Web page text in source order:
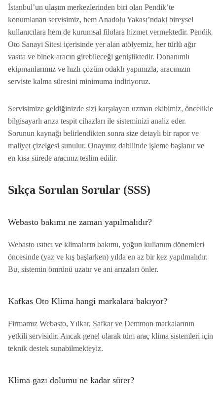
İstanbul’un ulaşım merkezlerinden biri olan Pendik’te
konumlanan servisimiz, hem Anadolu Yakası’ndaki bireysel
kullanıcılara hem de kurumsal filolara hizmet vermektedir. Pendik
Oto Sanayi Sitesi içerisinde yer alan atölyemiz, her türlü ağır
vasıta ve binek aracın girebileceği genişliktedir. Donanımlı
ekipmanlarımız ve hızlı çözüm odaklı yapımızla, aracınızın
serviste kalma süresini minimuma indiriyoruz.
Servisimize geldiğinizde sizi karşılayan uzman ekibimiz, öncelikle
bilgisayarlı arıza tespit cihazları ile sisteminizi analiz eder.
Sorunun kaynağı belirlendikten sonra size detaylı bir rapor ve
maliyet çizelgesi sunulur. Onayınız dahilinde işleme başlanır ve
en kısa sürede aracınız teslim edilir.
Sıkça Sorulan Sorular (SSS)
Webasto bakımı ne zaman yapılmalıdır?
Webasto ısıtıcı ve klimaların bakımı, yoğun kullanım dönemleri
öncesinde (yaz ve kış başlarken) yılda en az bir kez yapılmalıdır.
Bu, sistemin ömrünü uzatır ve ani arızaları önler.
Kafkas Oto Klima hangi markalara bakıyor?
Firmamız Webasto, Yılkar, Safkar ve Demmon markalarının
yetkili servisidir. Ancak genel olarak tüm araç klima sistemleri için
teknik destek sunabilmekteyiz.
Klima gazı dolumu ne kadar sürer?